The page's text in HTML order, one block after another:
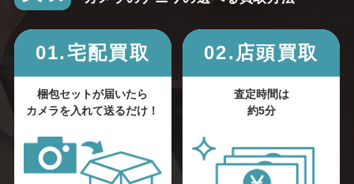
01.宅配買取
梱包セットが届いたら
カメラを入れて送るだけ！
02.店頭買取
査定時間は
約5分